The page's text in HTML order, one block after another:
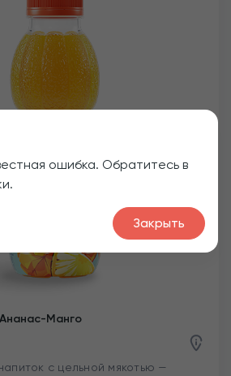
ошибка. Обратитесь в
Закрыть
Манго
с цельной мякотью —